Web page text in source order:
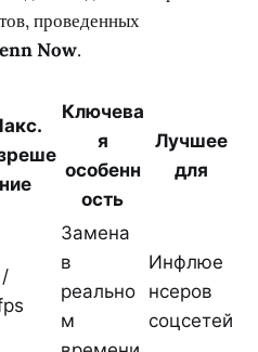
проведенных
Now.
ние
Ключева
я
особенн
ость
Лучшее
для
Замена
в
реально
м
Инфлюе
нсеров
соцсетей